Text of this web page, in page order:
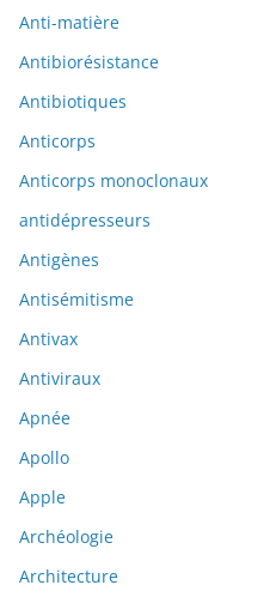
Anti-matière
Antibiorésistance
Antibiotiques
Anticorps
Anticorps monoclonaux
antidépresseurs
Antigènes
Antisémitisme
Antivax
Antiviraux
Apnée
Apollo
Apple
Archéologie
Architecture